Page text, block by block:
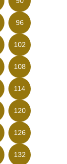
96
102
108
114
120
126
132